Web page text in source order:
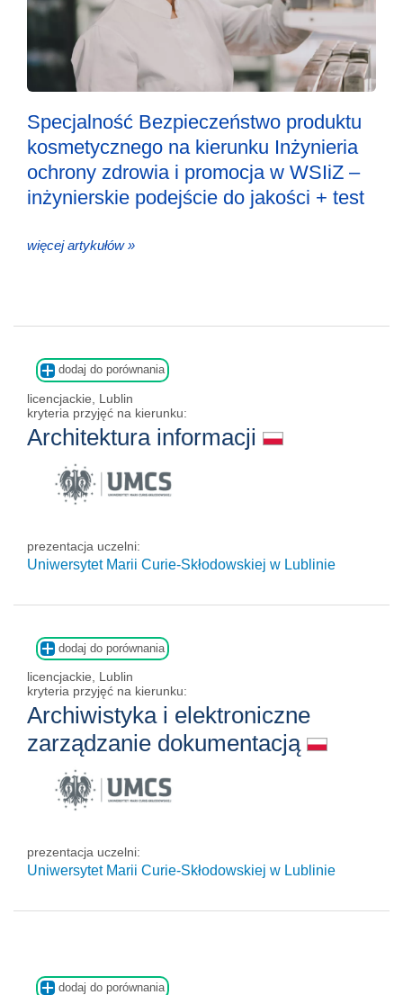
Specjalność Bezpieczeństwo produktu
kosmetycznego na kierunku Inżynieria
ochrony zdrowia i promocja w WSIiZ –
inżynierskie podejście do jakości + test
więcej artykułów »
dodaj do porównania
licencjackie, Lublin
kryteria przyjęć na kierunku:
Architektura informacji
prezentacja uczelni:
Uniwersytet Marii Curie-Skłodowskiej w Lublinie
dodaj do porównania
licencjackie, Lublin
kryteria przyjęć na kierunku:
Archiwistyka i elektroniczne
zarządzanie dokumentacją
prezentacja uczelni:
Uniwersytet Marii Curie-Skłodowskiej w Lublinie
dodaj do porównania